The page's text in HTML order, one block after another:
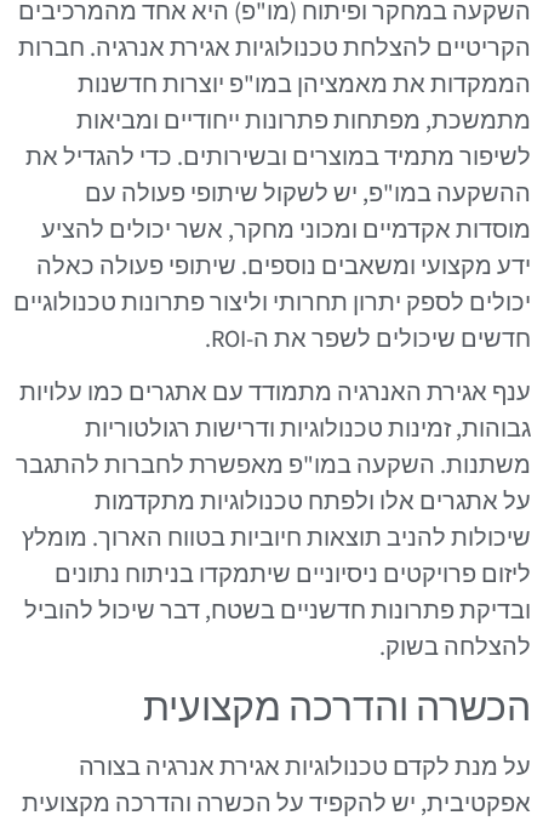
השקעה במחקר ופיתוח (מו"פ) היא אחד מהמרכיבים
הקריטיים להצלחת טכנולוגיות אגירת אנרגיה. חברות
הממקדות את מאמציהן במו"פ יוצרות חדשנות
מתמשכת, מפתחות פתרונות ייחודיים ומביאות
לשיפור מתמיד במוצרים ובשירותים. כדי להגדיל את
ההשקעה במו"פ, יש לשקול שיתופי פעולה עם
מוסדות אקדמיים ומכוני מחקר, אשר יכולים להציע
ידע מקצועי ומשאבים נוספים. שיתופי פעולה כאלה
יכולים לספק יתרון תחרותי וליצור פתרונות טכנולוגיים
חדשים שיכולים לשפר את ה-ROI.
ענף אגירת האנרגיה מתמודד עם אתגרים כמו עלויות
גבוהות, זמינות טכנולוגיות ודרישות רגולטוריות
משתנות. השקעה במו"פ מאפשרת לחברות להתגבר
על אתגרים אלו ולפתח טכנולוגיות מתקדמות
שיכולות להניב תוצאות חיוביות בטווח הארוך. מומלץ
ליזום פרויקטים ניסיוניים שיתמקדו בניתוח נתונים
ובדיקת פתרונות חדשניים בשטח, דבר שיכול להוביל
להצלחה בשוק.
הכשרה והדרכה מקצועית
על מנת לקדם טכנולוגיות אגירת אנרגיה בצורה
אפקטיבית, יש להקפיד על הכשרה והדרכה מקצועית